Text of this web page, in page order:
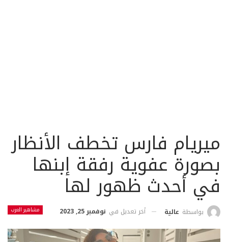
ميريام فارس تخطف الأنظار
بصورة عفوية رفقة إبنها
في أحدث ظهور لها
مشاهير العرب بواسطة عالية أخر تعديل في نوفمبر 25, 2023